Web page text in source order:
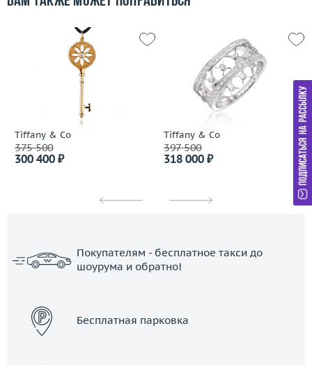
Tiffany & Co
375 500
300 400 ₽
Tiffany & Co
397 500
318 000 ₽
Покупателям - бесплатное такси до
шоурума и обратно!
Бесплатная парковка